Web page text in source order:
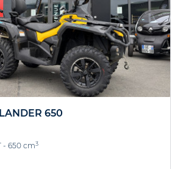
650
- 650 cm3